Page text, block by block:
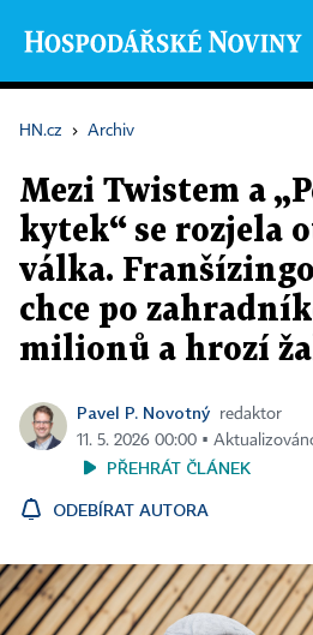
HN.cz › Archiv
Mezi Twistem a
kytek“ se rozjela
válka.
chce po
milionů a hrozí
Pavel P. Novotný
redaktor
11. 5. 2026 00:00 ▪
PŘEHRÁT ČLÁNEK
ODEBÍRAT AUTORA